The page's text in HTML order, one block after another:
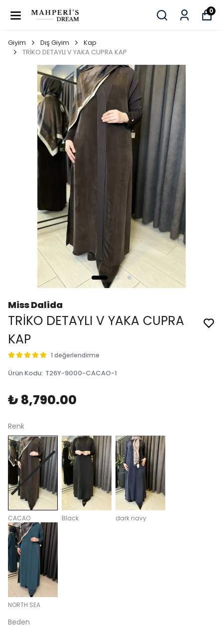
0
Giyim Dış Giyim
Kap
TRİKO DETAYLI V YAKA CUPRA KAP
Miss Dalida
TRİKO DETAYLI V YAKA CUPRA
KAP
1 değerlendirme
Ürün Kodu: T26Y-9000-CACAO-1
₺ 8,790.00
Renk
CACAO Black dark navy
NORTH SEA
Beden